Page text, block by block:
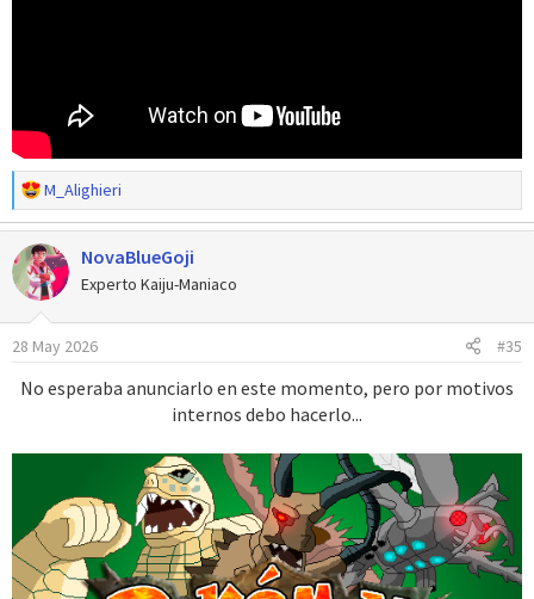
R
e
a
c
c
i
o
n
s
M_Alighieri
NovaBlueGoji
Experto Kaiju-Maniaco
28 May 2026 #35
No esperaba anunciarlo en este momento, pero por motivos
internos debo hacerlo...